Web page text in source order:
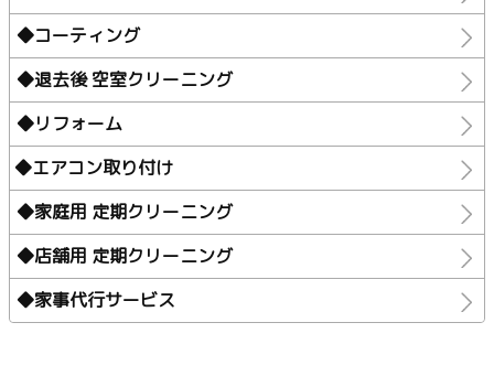
◆コーティング
◆退去後 空室クリーニング
◆リフォーム
◆エアコン取り付け
◆家庭用 定期クリーニング
◆店舗用 定期クリーニング
◆家事代行サービス